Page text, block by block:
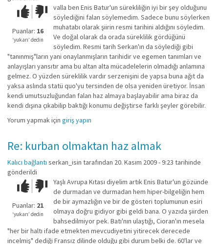
Çok iyi!O
kadar
iyi
değil!
Puanlar: 16
‘yukarı’ dedin
valla ben Enis Batur'un sürekliliğin iyi bir şey olduğunu
söylediğini falan söylemedim. Sadece bunu söylerken
muhatabı olarak şiirin resmi tarihini aldığını söyledim.
Ve doğal olarak da orada süreklilik gördüğünü
söyledim. Resmi tarih Serkan'ın da söylediği gibi
"tanınmış"ların yani onaylanmışların tarihidir ve egemen tanımları ve
anlayışları yansıtır ama bu altan alta mücadelelerin olmadığı anlamına
gelmez. O yüzden süreklilik vardır serzenişini de yapsa buna ağıt da
yaksa aslında statü quo'yu tersinden de olsa yeniden üretiyor. İnsan
kendi umutsuzluğundan falan haz almaya başlayabilir ama biraz da
kendi dışına çıkabilip baktığı konumu değiştirse farklı şeyler görebilir.
Yorum yapmak için giriş yapın
Re: kurban olmaktan haz almak
Kalıcı bağlantı serkan_isin tarafından 20. Kasım 2009 - 9:23 tarihinde
gönderildi
Çok iyi!O
kadar
iyi
değil!
Puanlar: 21
‘yukarı’ dedin
Yaşlı Avrupa Kıtası diyelim artık Enis Batur'un gözünde
de durmadan ve durmadan hem hiper-bilgeliğin hem
de bir aymazlığın ve bir de gösteri toplumunun esiri
olmaya doğru gidiyor gibi geldi bana. O yazıda şiirden
bahsedilmiyor pek. Batı'nın ulaştığı, Cioran'ın mesela
"her bir haltı ifade etmekten mevcudiyetini yitirecek derecede
incelmiş" dediği Fransız dilinde olduğu gibi durum belki de. 60'lar ve